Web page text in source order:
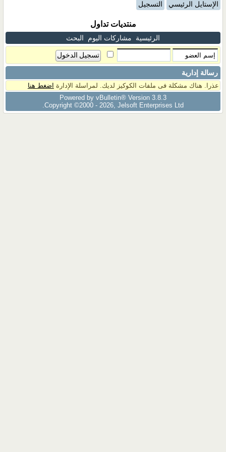
الإستايل الرئيسي التسجيل
منتديات تداول
الرئيسية مشاركات اليوم البحث
رسالة إدارية
عذرا. هناك مشكلة فى ملفات الكوكيز لديك. لمراسلة الإدارة اضغط هنا
Powered by vBulletin® Version 3.8.3
Copyright ©2000 - 2026, Jelsoft Enterprises Ltd.